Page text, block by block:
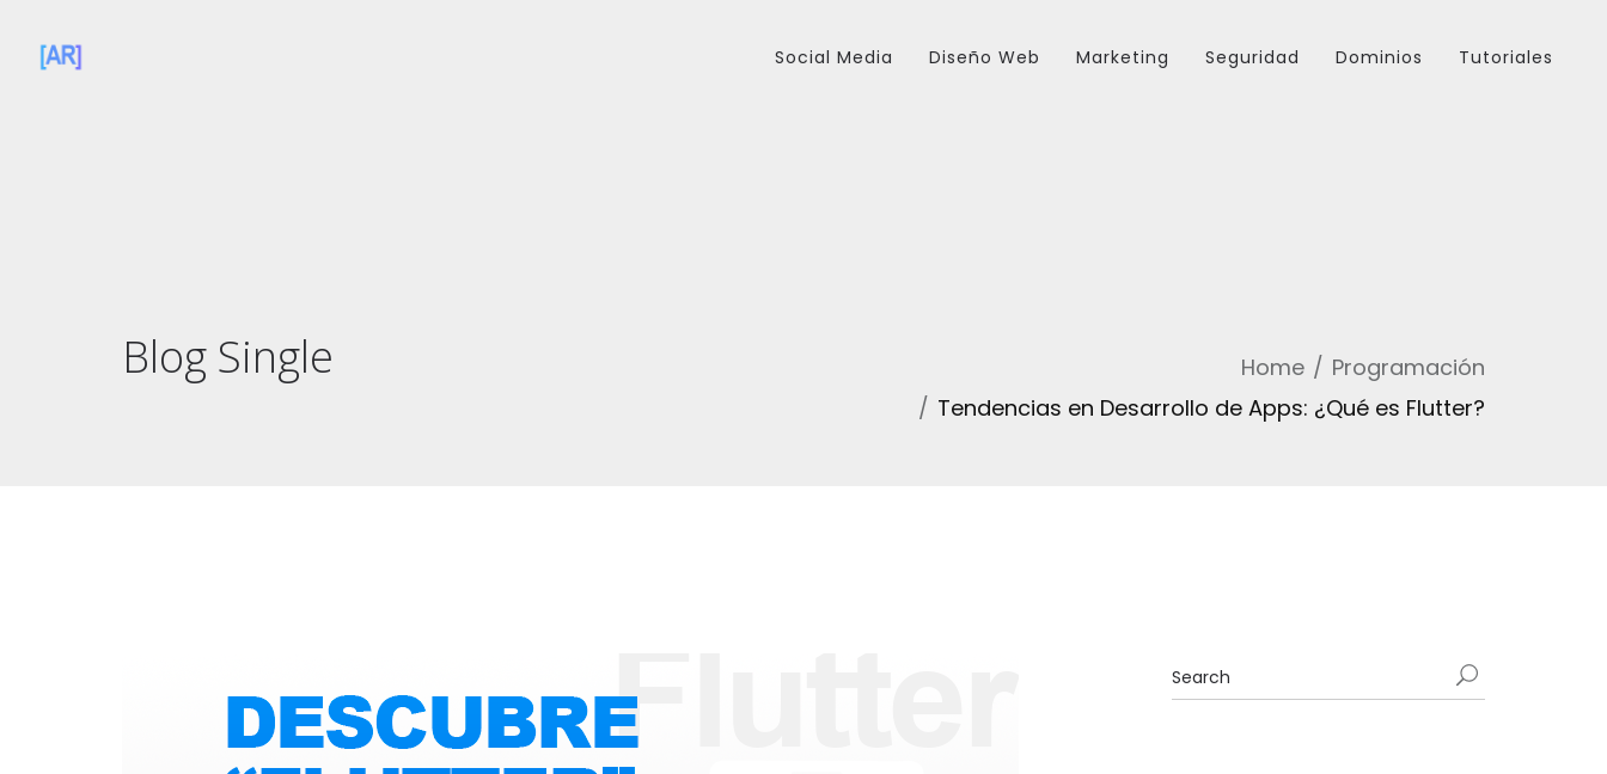
Social Media Diseño Web Marketing Seguridad Dominios Tutoriales
Blog Single Home
Programación
Tendencias en Desarrollo de Apps: ¿Qué es Flutter?